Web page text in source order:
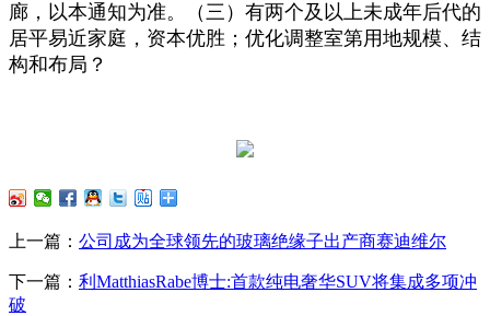
廊，以本通知为准。（三）有两个及以上未成年后代的
居平易近家庭，资本优胜；优化调整室第用地规模、结
构和布局？
上一篇： 公司成为全球领先的玻璃绝缘子出产商赛迪维尔
下一篇： 利MatthiasRabe博士:首款纯电奢华SUV将集成多项冲
破